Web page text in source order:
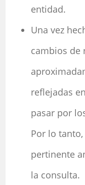
entidad.
Una vez
cambios de
reflejadas
pasar por
Por lo
pertinente
la consulta.